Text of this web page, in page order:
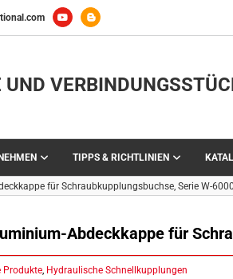
TIPPS & RICHTLINIEN
für Schraubkupplungsbuchse, Serie W-6000
Abdeckkappe für
Produkte, Hydraulische Schnellkupplungen